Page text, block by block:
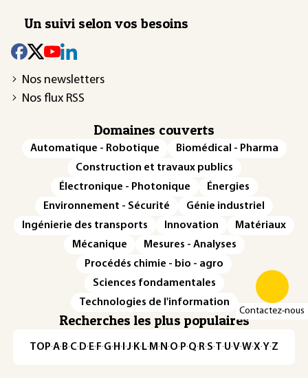
Contactez-nous
Un suivi selon vos besoins
Nos newsletters
Nos flux RSS
Domaines couverts
Automatique - Robotique
Biomédical - Pharma
Construction et travaux publics
Électronique - Photonique
Énergies
Environnement - Sécurité
Génie industriel
Ingénierie des transports
Innovation
Matériaux
Mécanique
Mesures - Analyses
Procédés chimie - bio - agro
Sciences fondamentales
Technologies de l'information
Recherches les plus populaires
TOP·A·B·C·D·E·F·G·H·I·J·K·L·M·N·O·P·Q·R·S·T·U·V·W·X·Y·Z